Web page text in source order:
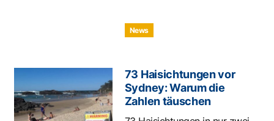
News
73 Haisichtungen vor
Sydney: Warum die
Zahlen täuschen